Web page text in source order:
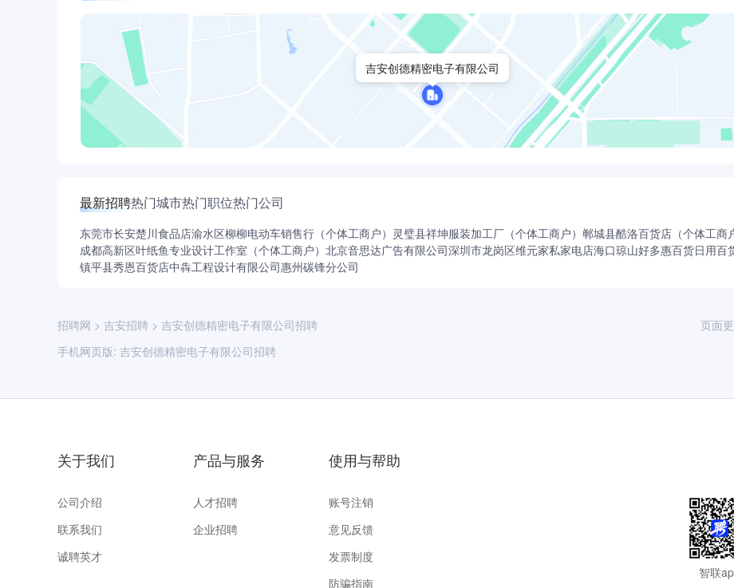
吉安创德精密电子有限公司
最新招聘热门城市热门职位热门公司
东莞市长安楚川食品店渝水区柳柳电动车销售行（个体工商户） 灵璧县祥坤服装加工厂（个体工商户） 郸城县酷洛百货店（个体工商
成都高新区叶纸鱼专业设计工作室（个体工商户） 北京音思达广告有限公司深圳市龙岗区维元家私家电店海口琼山好多惠百货日用百
镇平县秀恩百货店中犇工程设计有限公司惠州碳锋分公司
招聘网 > 吉安招聘 > 吉安创德精密电子有限公司招聘
手机网页版: 吉安创德精密电子有限公司招聘
页面
关于我们
公司介绍
联系我们
诚聘英才
产品与服务
人才招聘
企业招聘
使用与帮助
账号注销
意见反馈
发票制度
防骗指南
智联